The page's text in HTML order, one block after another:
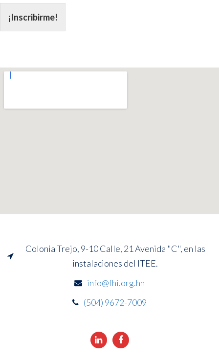
¡Inscribirme!
Colonia Trejo, 9-10 Calle, 21 Avenida "C", en las
instalaciones del ITEE.
info@fhi.org.hn
(504) 9672-7009